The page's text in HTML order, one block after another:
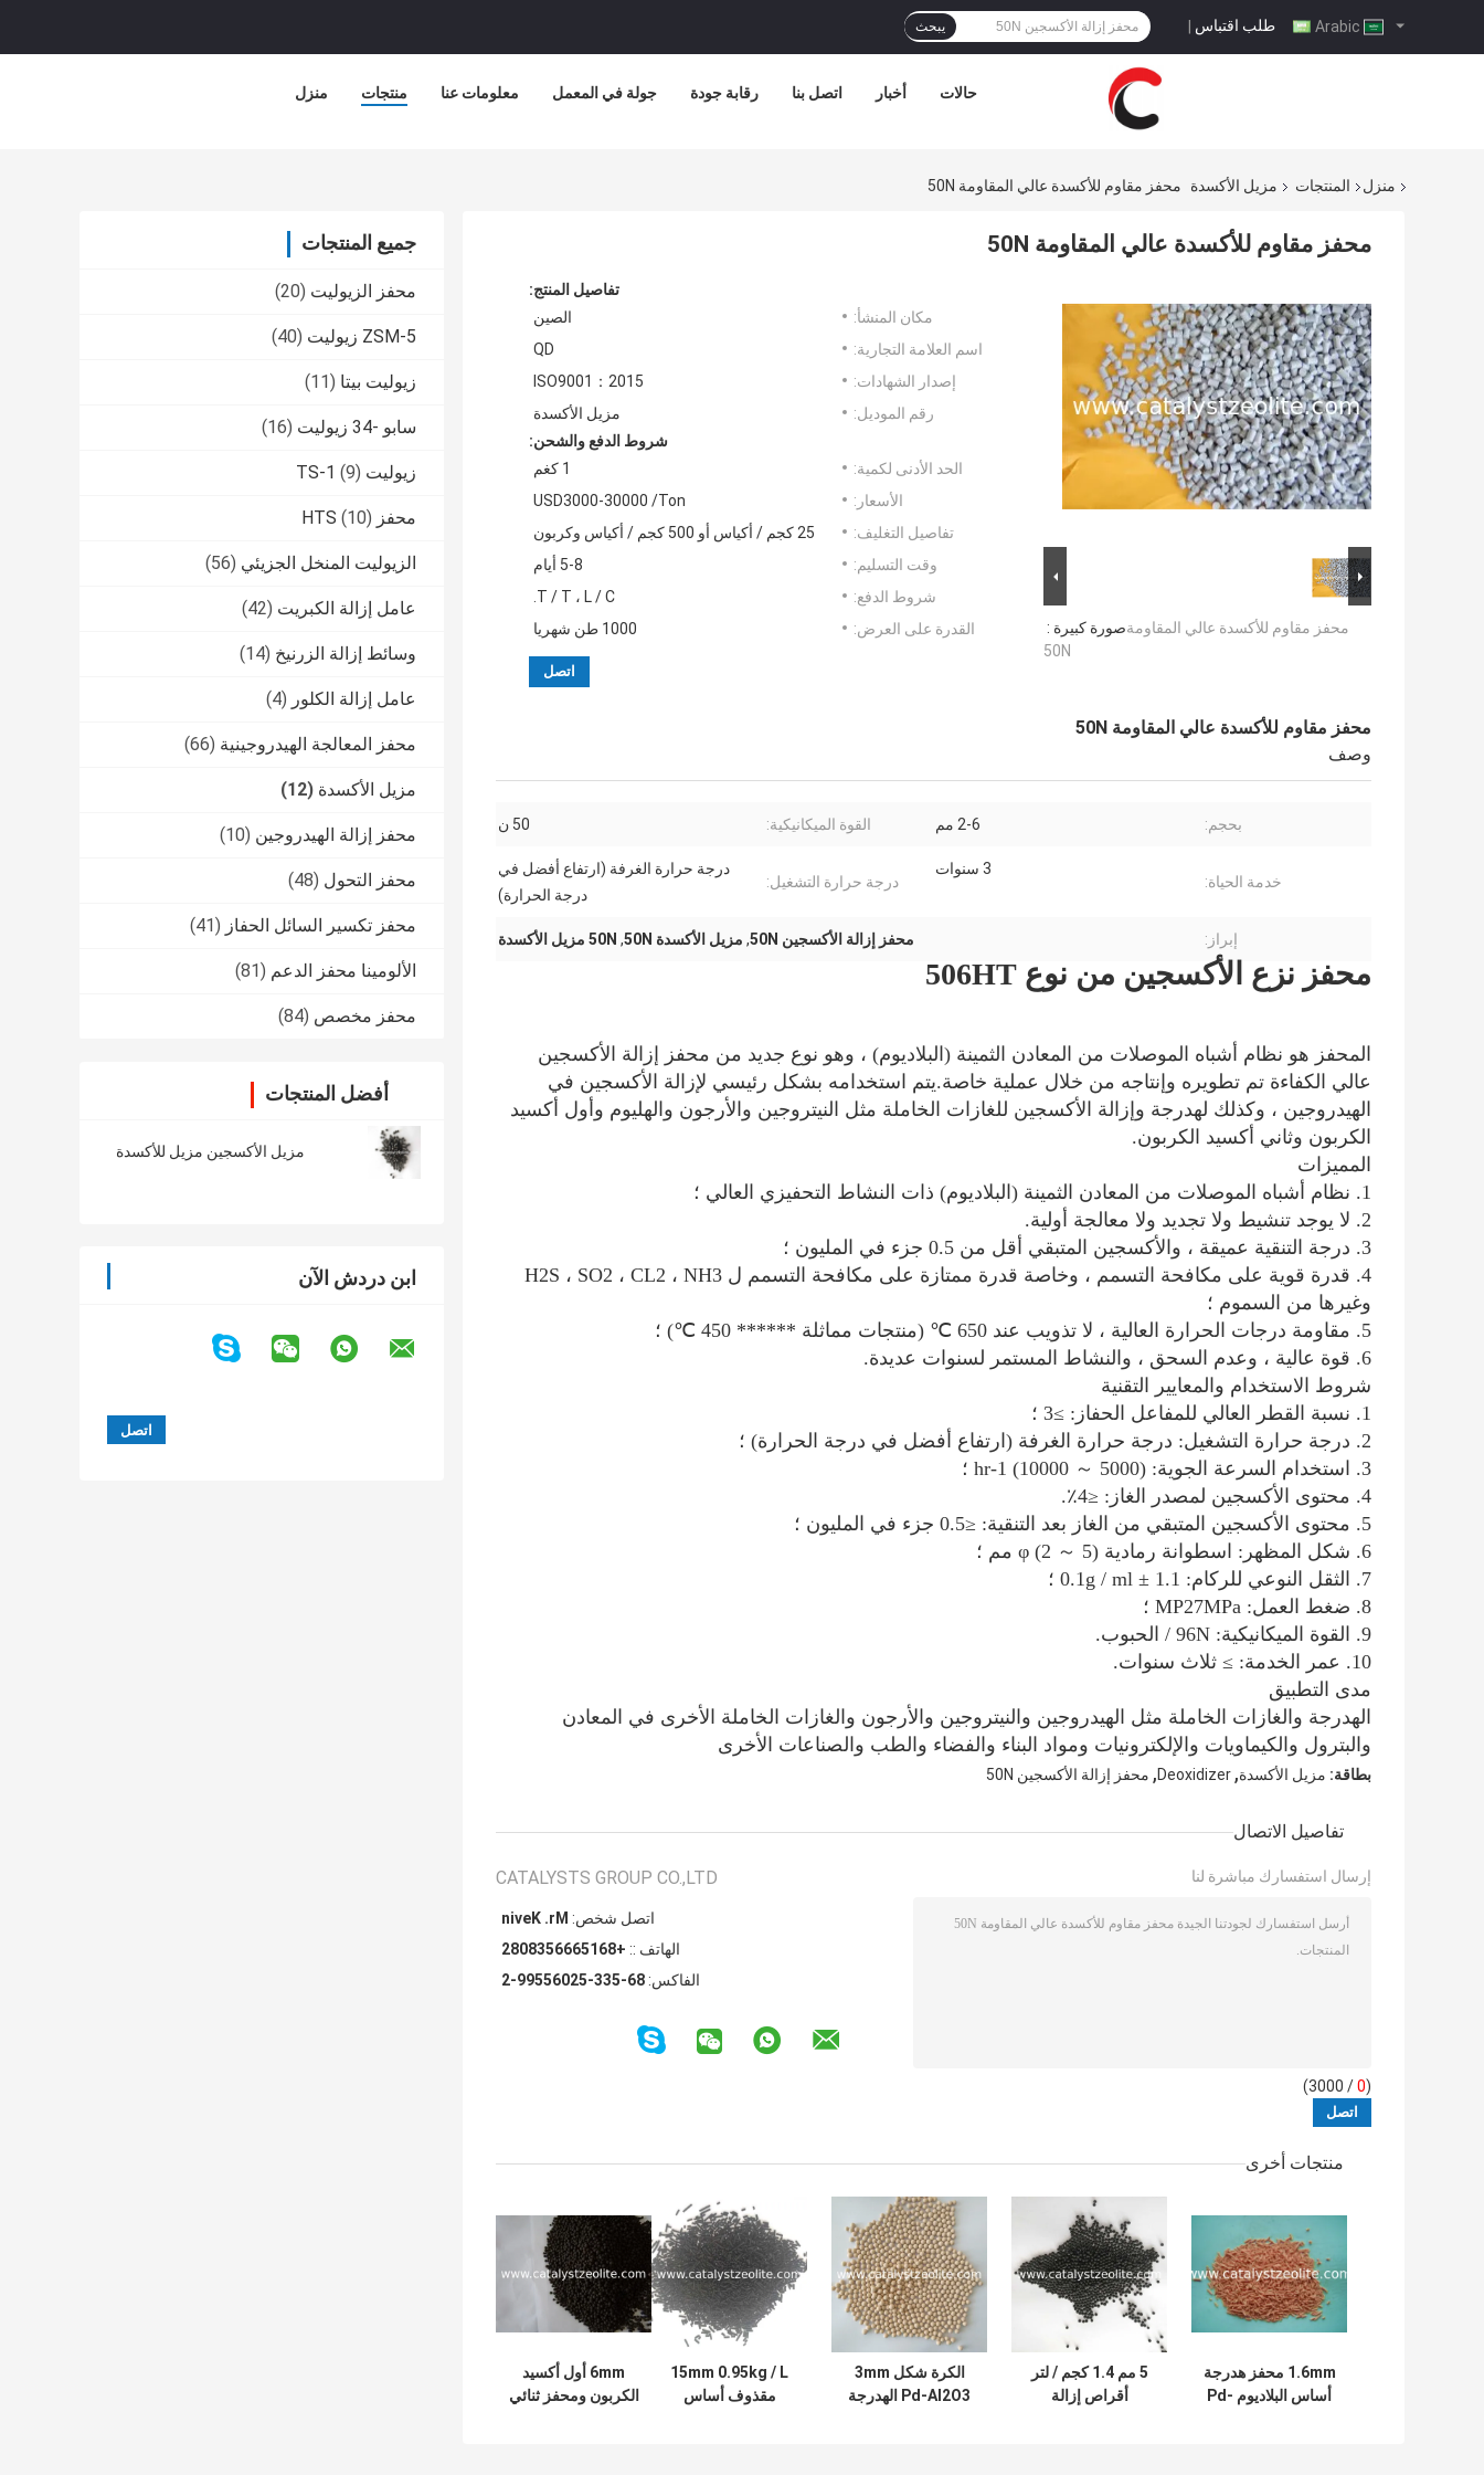
طلب اقتباس | يبحث
منزل منتجات معلومات عنا جولة في المعمل رقابة جودة اتصل بنا أخبار حالات
منزل المنتجات مزيل الأكسدة محفز مقاوم للأكسدة عالي المقاومة 50N
جميع المنتجات
محفز الزيوليت (20)
ZSM-5 زيوليت (40)
زيوليت بيتا (11)
سابو -34 زيوليت (16)
زيوليت TS-1 (9)
محفز HTS (10)
الزيوليت المنخل الجزيئي (56)
عامل إزالة الكبريت (42)
وسائط إزالة الزرنيخ (14)
عامل إزالة الكلور (4)
محفز المعالجة الهيدروجينية (66)
مزيل الأكسدة (12)
محفز إزالة الهيدروجين (10)
محفز التحول (48)
محفز تكسير السائل الحفاز (41)
الألومينا محفز الدعم (81)
محفز مخصص (84)
أفضل المنتجات
مزيل الأكسجين مزيل للأكسدة
ابن دردش الآن
محفز مقاوم للأكسدة عالي المقاومة 50N
صورة كبيرة :محفز مقاوم للأكسدة عالي المقاومة
50N
تفاصيل المنتج:
مكان المنشأ:
الصين
اسم العلامة التجارية:
QD
إصدار الشهادات:
ISO9001：2015
رقم الموديل:
مزيل الأكسدة
شروط الدفع والشحن:
الحد الأدنى لكمية:
1 كغم
الأسعار:
USD3000-30000 /Ton
تفاصيل التغليف:
25 كجم / أكياس أو 500 كجم / أكياس وكربون
وقت التسليم:
5-8 أيام
شروط الدفع:
T / T ، L / C.
القدرة على العرض:
1000 طن شهريا
اتصل
محفز مقاوم للأكسدة عالي المقاومة 50N
وصف
بحجم: 2-6 مم القوة الميكانيكية: 50 ن
خدمة الحياة:
3 سنوات
درجة حرارة التشغيل:
درجة حرارة الغرفة (ارتفاع أفضل في
درجة الحرارة)
إبراز: محفز إزالة الأكسجين 50N , مزيل الأكسدة 50N , 50N مزيل الأكسدة
محفز نزع الأكسجين من نوع 506HT
المحفز هو نظام أشباه الموصلات من المعادن الثمينة (البلاديوم) ، وهو نوع جديد من محفز إزالة الأكسجين
عالي الكفاءة تم تطويره وإنتاجه من خلال عملية خاصة.يتم استخدامه بشكل رئيسي لإزالة الأكسجين في
الهيدروجين ، وكذلك لهدرجة وإزالة الأكسجين للغازات الخاملة مثل النيتروجين والأرجون والهليوم وأول أكسيد
الكربون وثاني أكسيد الكربون.
المميزات
1. نظام أشباه الموصلات من المعادن الثمينة (البلاديوم) ذات النشاط التحفيزي العالي ؛
2. لا يوجد تنشيط ولا تجديد ولا معالجة أولية.
3. درجة التنقية عميقة ، والأكسجين المتبقي أقل من 0.5 جزء في المليون ؛
4. قدرة قوية على مكافحة التسمم ، وخاصة قدرة ممتازة على مكافحة التسمم ل H2S ، SO2 ، CL2 ، NH3
وغيرها من السموم ؛
5. مقاومة درجات الحرارة العالية ، لا تذويب عند 650 ℃ (منتجات مماثلة ****** 450 ℃) ؛
6. قوة عالية ، وعدم السحق ، والنشاط المستمر لسنوات عديدة.
شروط الاستخدام والمعايير التقنية
1. نسبة القطر العالي للمفاعل الحفاز: ≥3 ؛
2. درجة حرارة التشغيل: درجة حرارة الغرفة (ارتفاع أفضل في درجة الحرارة) ؛
3. استخدام السرعة الجوية: (5000 ～ 10000) hr-1 ؛
4. محتوى الأكسجين لمصدر الغاز: ≤4٪.
5. محتوى الأكسجين المتبقي من الغاز بعد التنقية: ≤0.5 جزء في المليون ؛
6. شكل المظهر: اسطوانة رمادية φ (2 ～ 5) مم ؛
7. الثقل النوعي للركام: 1.1 ± 0.1g / ml ؛
8. ضغط العمل: MP27MPa ؛
9. القوة الميكانيكية: 96N / الحبوب.
10. عمر الخدمة: ≥ ثلاث سنوات.
مدى التطبيق
الهدرجة والغازات الخاملة مثل الهيدروجين والنيتروجين والأرجون والغازات الخاملة الأخرى في المعادن
والبترول والكيماويات والإلكترونيات ومواد البناء والفضاء والطب والصناعات الأخرى
بطاقة: مزيل الأكسدة,
Deoxidizer
, محفز إزالة الأكسجين 50N
تفاصيل الاتصال
CATALYSTS GROUP CO.,LTD
اتصل شخص: Mr. Kevin
الهاتف :: +8615666538082
الفاكس: 86-533-52065599-2
إرسال استفسارك مباشرة لنا
(
0
/ 3000)
منتجات أخرى
1.6mm محفز هدرجة
أساس البلاديوم Pd-
5 مم 1.4 كجم / لتر
أقراص إزالة
الكرة شكل 3mm
Pd-Al2O3 الهدرجة
15mm 0.95kg / L
مقذوف أساس
6mm أول أكسيد
الكربون ومحفز ثنائي